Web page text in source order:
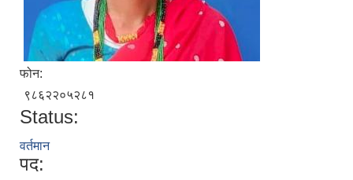
फोन:
९८६२२०५२८१
Status:
वर्तमान
पद: